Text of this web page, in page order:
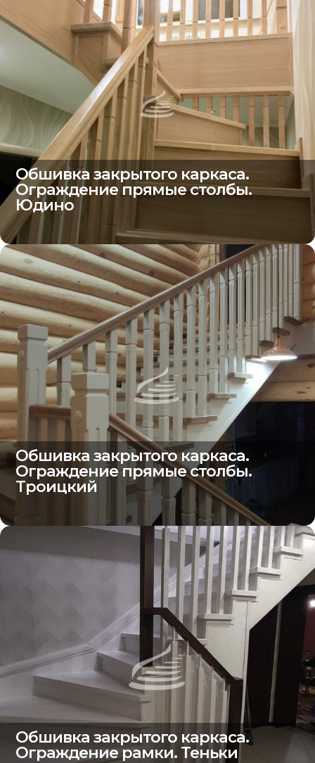
Обшивка закрытого каркаса.
Ограждение прямые столбы.
Юдино
Обшивка закрытого каркаса.
Ограждение прямые столбы.
Троицкий
Обшивка закрытого каркаса.
Ограждение рамки. Теньки